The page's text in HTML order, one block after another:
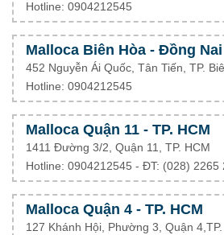
Hotline: 0904212545
Malloca Biên Hòa - Đồng Nai
452 Nguyễn Ái Quốc, Tân Tiến, TP.
Hotline: 0904212545
Malloca Quận 11 - TP. HCM
1411 Đường 3/2, Quận 11, TP. HCM
Hotline: 0904212545 - ĐT: (028) 2265
Malloca Quận 4 - TP. HCM
127 Khánh Hội, Phường 3, Quận 4,TP.